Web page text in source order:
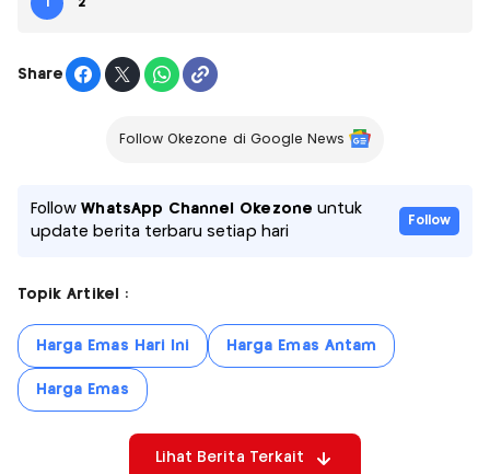
2
Share
Follow Okezone di Google News
FollowWhatsApp Channel Okezone untuk
update berita terbaru setiap hari
Follow
Topik Artikel :
Harga Emas Hari Ini Harga Emas Antam
Harga Emas
Lihat Berita Terkait